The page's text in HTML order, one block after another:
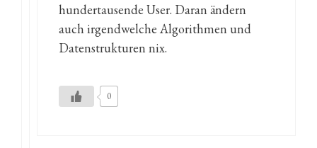
hundertausende User. Daran ändern
auch irgendwelche Algorithmen und
Datenstrukturen nix.
0